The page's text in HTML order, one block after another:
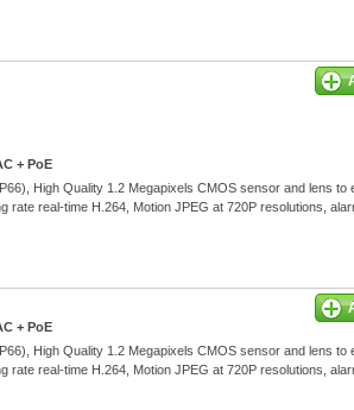
+ PoE
High Quality 1.2 Megapixels CMOS sensor and lens to
rate real-time H.264, Motion JPEG at 720P resolutions,
+ PoE
High Quality 1.2 Megapixels CMOS sensor and lens to
rate real-time H.264, Motion JPEG at 720P resolutions,